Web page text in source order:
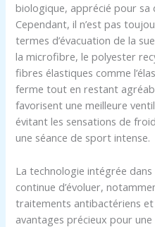
biologique, apprécié pour
Cependant, il n’est pas
termes d’évacuation de la
la microfibre, le polyester
fibres élastiques comme
ferme tout en restant
favorisent une meilleure
évitant les sensations de
une séance de sport intense.
La technologie intégrée
continue d’évoluer,
traitements antibactériens
avantages précieux pour